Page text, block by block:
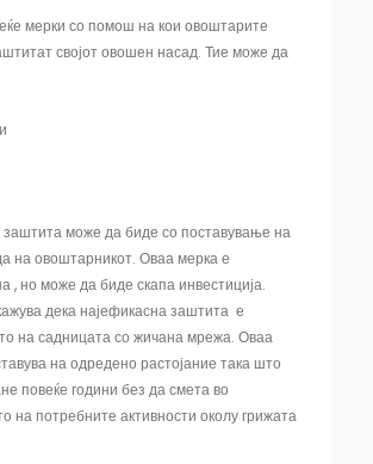
мерки со помош на кои овоштарите
својот овошен насад. Тие може да
заштита може да биде со поставување на
на овоштарникот. Оваа мерка е
, но може да биде скапа инвестиција.
дека најефикасна заштита е
на садницата со жичана мрежа. Оваа
на одредено растојание така што
повеќе години без да смета во
на потребните активности околу грижата